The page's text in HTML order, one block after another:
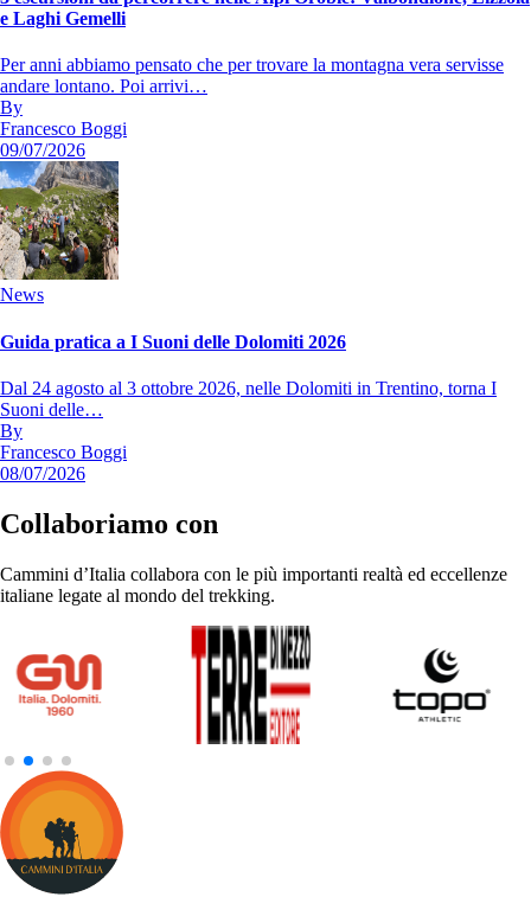
e Laghi Gemelli
Per anni abbiamo pensato che per trovare la montagna vera servisse
andare lontano. Poi arrivi…
By
Francesco Boggi
09/07/2026
News
Guida pratica a I Suoni delle Dolomiti 2026
Dal 24 agosto al 3 ottobre 2026, nelle Dolomiti in Trentino, torna I
Suoni delle…
By
Francesco Boggi
08/07/2026
Collaboriamo con
Cammini d’Italia collabora con le più importanti realtà ed eccellenze
italiane legate al mondo del trekking.